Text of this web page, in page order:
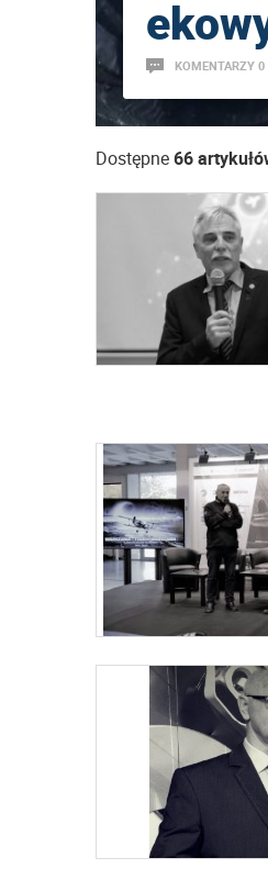
KOMENTARZY 0
Dostępne66